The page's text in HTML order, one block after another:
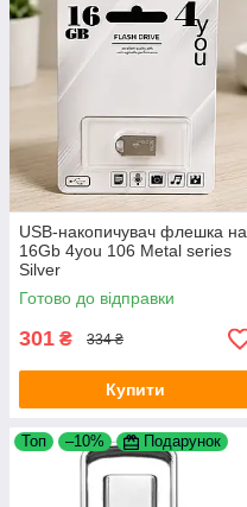
USB-накопичувач флешка на
16Gb 4you 106 Metal series
Silver
Готово до відправки
301 ₴ 334 ₴
Купити
Топ –10% Подарунок